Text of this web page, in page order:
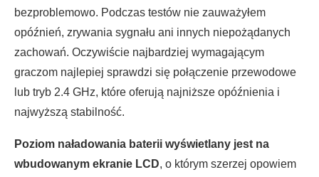
bezproblemowo. Podczas testów nie zauważyłem
opóźnień, zrywania sygnału ani innych niepożądanych
zachowań. Oczywiście najbardziej wymagającym
graczom najlepiej sprawdzi się połączenie przewodowe
lub tryb 2.4 GHz, które oferują najniższe opóźnienia i
najwyższą stabilność.
Poziom naładowania baterii wyświetlany jest na
wbudowanym ekranie LCD, o którym szerzej opowiem